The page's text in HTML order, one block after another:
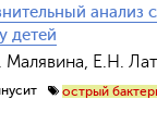
детей
Е.Н.
острый